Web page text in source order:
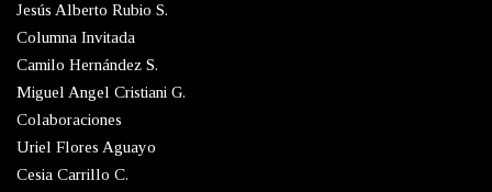
Jesús Alberto Rubio S.
Columna Invitada
Camilo Hernández S.
Miguel Angel Cristiani G.
Colaboraciones
Uriel Flores Aguayo
Cesia Carrillo C.